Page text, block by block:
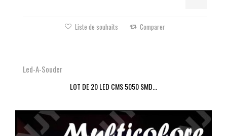
Liste de souhaits Comparer
Led-A-Souder
LOT DE 20 LED CMS 5050 SMD...